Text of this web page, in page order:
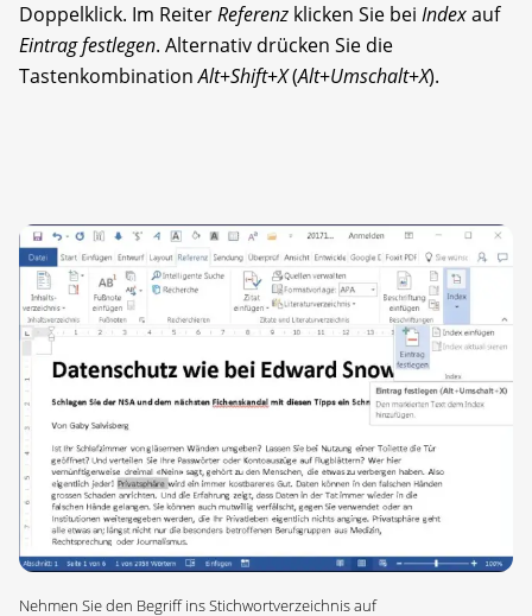
Doppelklick. Im ReiterReferenz klicken Sie bei Indexauf
Eintrag festlegen. Alternativ drücken Sie die
TastenkombinationAlt+Shift+X(Alt+Umschalt+X).
Nehmen Sie den Begriff ins Stichwortverzeichnis auf